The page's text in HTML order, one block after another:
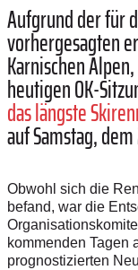
Aufgrund der für
vorhergesagten
Karnischen
heutigen OK-
das längste
auf Samstag,
Obwohl sich die
befand, war die
kommenden Tagen
prognostizierten